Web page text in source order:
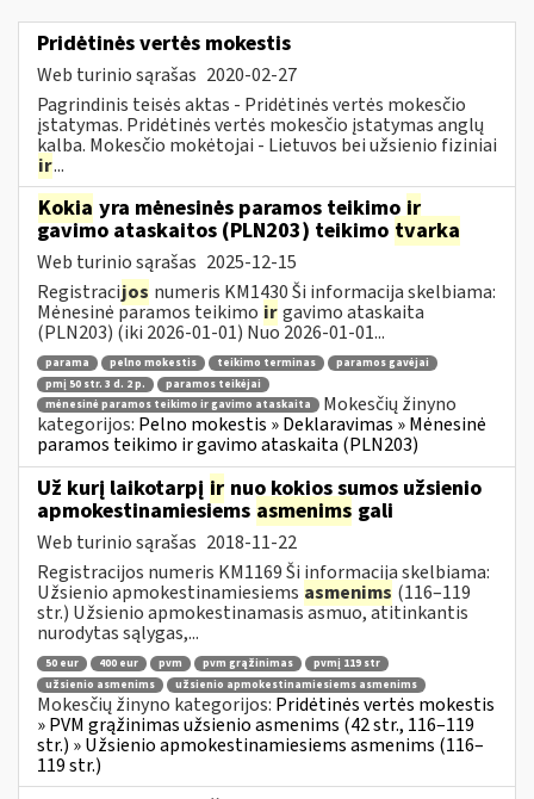
Pridėtinės vertės mokestis
Web turinio sąrašas 2020-02-27
Pagrindinis teisės aktas - Pridėtinės vertės mokesčio
įstatymas. Pridėtinės vertės mokesčio įstatymas anglų
kalba. Mokesčio mokėtojai - Lietuvos bei užsienio fiziniai
ir...
Kokia yra mėnesinės paramos teikimo ir
gavimo ataskaitos (PLN203) teikimo tvarka
Web turinio sąrašas 2025-12-15
Registracijos numeris KM1430 Ši informacija skelbiama:
Mėnesinė paramos teikimo irgavimo ataskaita
(PLN203) (iki 2026-01-01) Nuo 2026-01-01...
parama pelno mokestis teikimo terminas
paramos gavėjai
pmį 50 str. 3 d. 2 p.
paramos teikėjai
mėnesinė paramos teikimo ir gavimo ataskaita
Mokesčių žinyno
kategorijos: Pelno mokestis » Deklaravimas » Mėnesinė
paramos teikimo ir gavimo ataskaita (PLN203)
Už kurį laikotarpį ir nuo kokios sumos užsienio
apmokestinamiesiems asmenims gali
Web turinio sąrašas 2018-11-22
Registracijos numeris KM1169 Ši informacija skelbiama:
Užsienio apmokestinamiesiems asmenims (116–119
str.) Užsienio apmokestinamasis asmuo, atitinkantis
nurodytas sąlygas,...
50 eur 400 eur pvm pvm grąžinimas
pvmį 119 str
užsienio asmenims
užsienio apmokestinamiesiems asmenims
Mokesčių žinyno kategorijos: Pridėtinės vertės mokestis
» PVM grąžinimas užsienio asmenims (42 str., 116–119
str.) » Užsienio apmokestinamiesiems asmenims (116–
119 str.)